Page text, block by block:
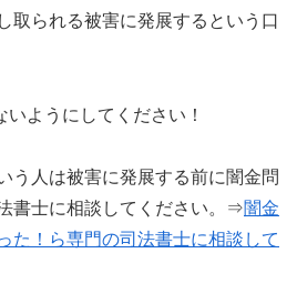
取られる被害に発展するという口
ようにしてください！
う人は被害に発展する前に闇金問
書士に相談してください。⇒闇金
た！ら専門の司法書士に相談して